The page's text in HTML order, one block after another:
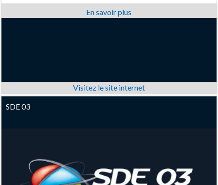
SDE 03